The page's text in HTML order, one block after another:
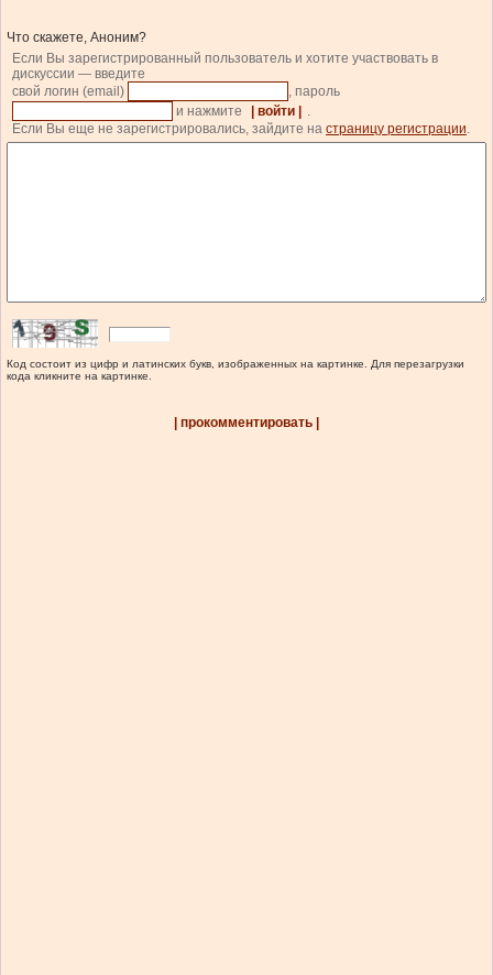
Что скажете, Аноним?
Если Вы зарегистрированный пользователь и хотите участвовать в
дискуссии — введите
свой логин (email)
, пароль
и нажмите
| войти |
.
Если Вы еще не зарегистрировались, зайдите на страницу регистрации.
Код состоит из цифр и латинских букв, изображенных на картинке. Для перезагрузки
кода кликните на картинке.
| прокомментировать |